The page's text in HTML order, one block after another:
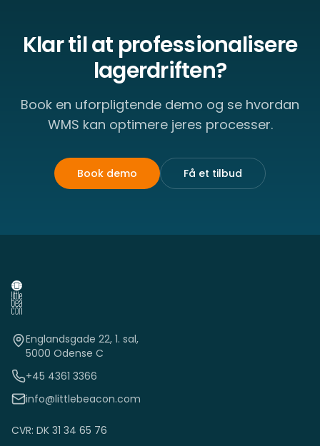
Klar til at professionalisere
lagerdriften?
Book en uforpligtende demo og se hvordan
WMS kan optimere jeres processer.
Book demo Få et tilbud
Englandsgade 22, 1. sal,
5000 Odense C
+45 4361 3366
info@littlebeacon.com
CVR: DK 31 34 65 76